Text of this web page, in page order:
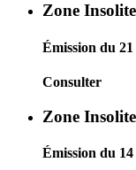
Zone Insolite
Émission du
Consulter
Zone Insolite
Émission du